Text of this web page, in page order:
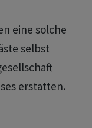
eine solche
selbst
erstatten.